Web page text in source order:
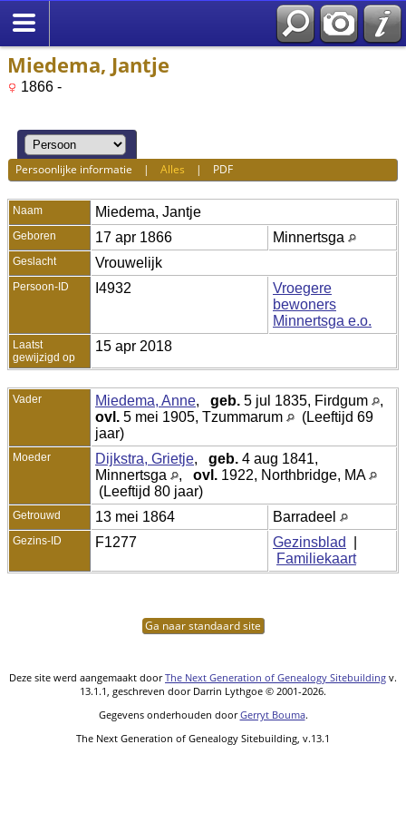
Miedema, Jantje
1866 -
Persoonlijke informatie |Alles | PDF
Naam Miedema, Jantje
Geboren 17 apr 1866 Minnertsga
Geslacht Vrouwelijk
Persoon-ID I4932
Vroegere
bewoners
Minnertsga e.o.
Laatst
gewijzigd op
15 apr 2018
Vader Miedema, Anne, geb. 5 jul 1835, Firdgum
,
ovl. 5 mei 1905, Tzummarum
(Leeftijd 69
jaar)
Moeder Dijkstra, Grietje, geb. 4 aug 1841,
Minnertsga
, ovl. 1922, Northbridge, MA
(Leeftijd 80 jaar)
Getrouwd 13 mei 1864 Barradeel
Gezins-ID F1277 Gezinsblad
Familiekaart
Ga naar standaard site
Deze site werd aangemaakt doorThe Next Generation of Genealogy Sitebuilding v.
13.1.1, geschreven door Darrin Lythgoe © 2001-2026.
Gegevens onderhouden doorGerryt Bouma.
The Next Generation of Genealogy Sitebuilding, v.13.1